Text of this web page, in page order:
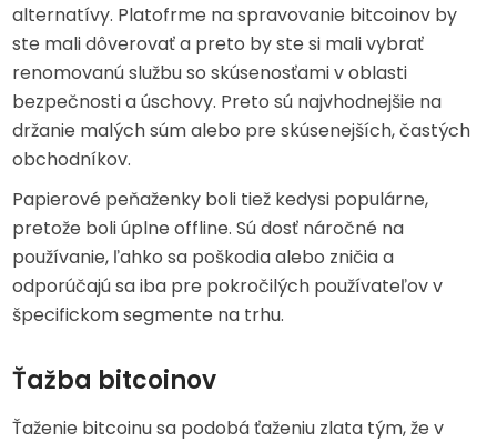
alternatívy. Platofrme na spravovanie bitcoinov by
ste mali dôverovať a preto by ste si mali vybrať
renomovanú službu so skúsenosťami v oblasti
bezpečnosti a úschovy. Preto sú najvhodnejšie na
držanie malých súm alebo pre skúsenejších, častých
obchodníkov.
Papierové peňaženky boli tiež kedysi populárne,
pretože boli úplne offline. Sú dosť náročné na
používanie, ľahko sa poškodia alebo zničia a
odporúčajú sa iba pre pokročilých používateľov v
špecifickom segmente na trhu.
Ťažba bitcoinov
Ťaženie bitcoinu sa podobá ťaženiu zlata tým, že v